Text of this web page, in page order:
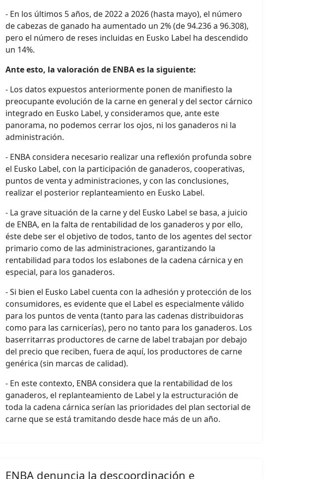
- En los últimos 5 años, de 2022 a 2026 (hasta mayo), el número
de cabezas de ganado ha aumentado un 2% (de 94.236 a 96.308),
pero el número de reses incluidas en Eusko Label ha descendido
un 14%.
Ante esto, la valoración de ENBA es la siguiente:
- Los datos expuestos anteriormente ponen de manifiesto la
preocupante evolución de la carne en general y del sector cárnico
integrado en Eusko Label, y consideramos que, ante este
panorama, no podemos cerrar los ojos, ni los ganaderos ni la
administración.
- ENBA considera necesario realizar una reflexión profunda sobre
el Eusko Label, con la participación de ganaderos, cooperativas,
puntos de venta y administraciones, y con las conclusiones,
realizar el posterior replanteamiento en Eusko Label.
- La grave situación de la carne y del Eusko Label se basa, a juicio
de ENBA, en la falta de rentabilidad de los ganaderos y por ello,
éste debe ser el objetivo de todos, tanto de los agentes del sector
primario como de las administraciones, garantizando la
rentabilidad para todos los eslabones de la cadena cárnica y en
especial, para los ganaderos.
- Si bien el Eusko Label cuenta con la adhesión y protección de los
consumidores, es evidente que el Label es especialmente válido
para los puntos de venta (tanto para las cadenas distribuidoras
como para las carnicerías), pero no tanto para los ganaderos. Los
baserritarras productores de carne de label trabajan por debajo
del precio que reciben, fuera de aquí, los productores de carne
genérica (sin marcas de calidad).
- En este contexto, ENBA considera que la rentabilidad de los
ganaderos, el replanteamiento de Label y la estructuración de
toda la cadena cárnica serían las prioridades del plan sectorial de
carne que se está tramitando desde hace más de un año.
ENBA denuncia la descoordinación e